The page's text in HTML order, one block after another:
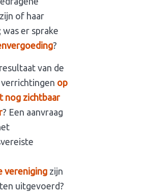
of haar
was er sprake
?
van de
op
nog zichtbaar
? Een aanvraag
vereniging zijn
uitgevoerd?